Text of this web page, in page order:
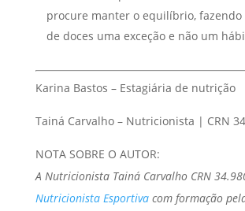
procure manter o equilíbrio, fazendo
de doces uma exceção e não um
Karina Bastos – Estagiária de nutrição
Tainá Carvalho – Nutricionista | CRN
NOTA SOBRE O AUTOR:
A Nutricionista Tainá Carvalho CRN
Nutricionista Esportivacom formação